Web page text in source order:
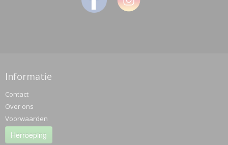
Informatie
Contact
Over ons
Voorwaarden
Herroeping